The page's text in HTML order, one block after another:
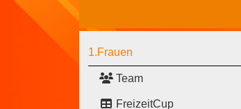
1.Frauen
Team
FreizeitCup